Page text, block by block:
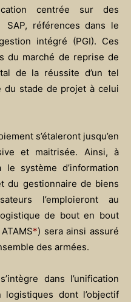
centrée sur des
SAP, références dans le
intégré (PGI). Ces
du marché de reprise de
de la réussite d’un tel
du stade de projet à celui
s’étaleront jusqu’en
et maitrisée. Ainsi, à
le système d’information
du gestionnaire de biens
l’emploieront au
de bout en bout
*) sera ainsi assuré
des armées.
dans l’unification
logistiques dont l’objectif